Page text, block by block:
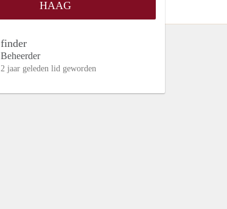
HAAG
finder
Beheerder
2 jaar geleden lid geworden